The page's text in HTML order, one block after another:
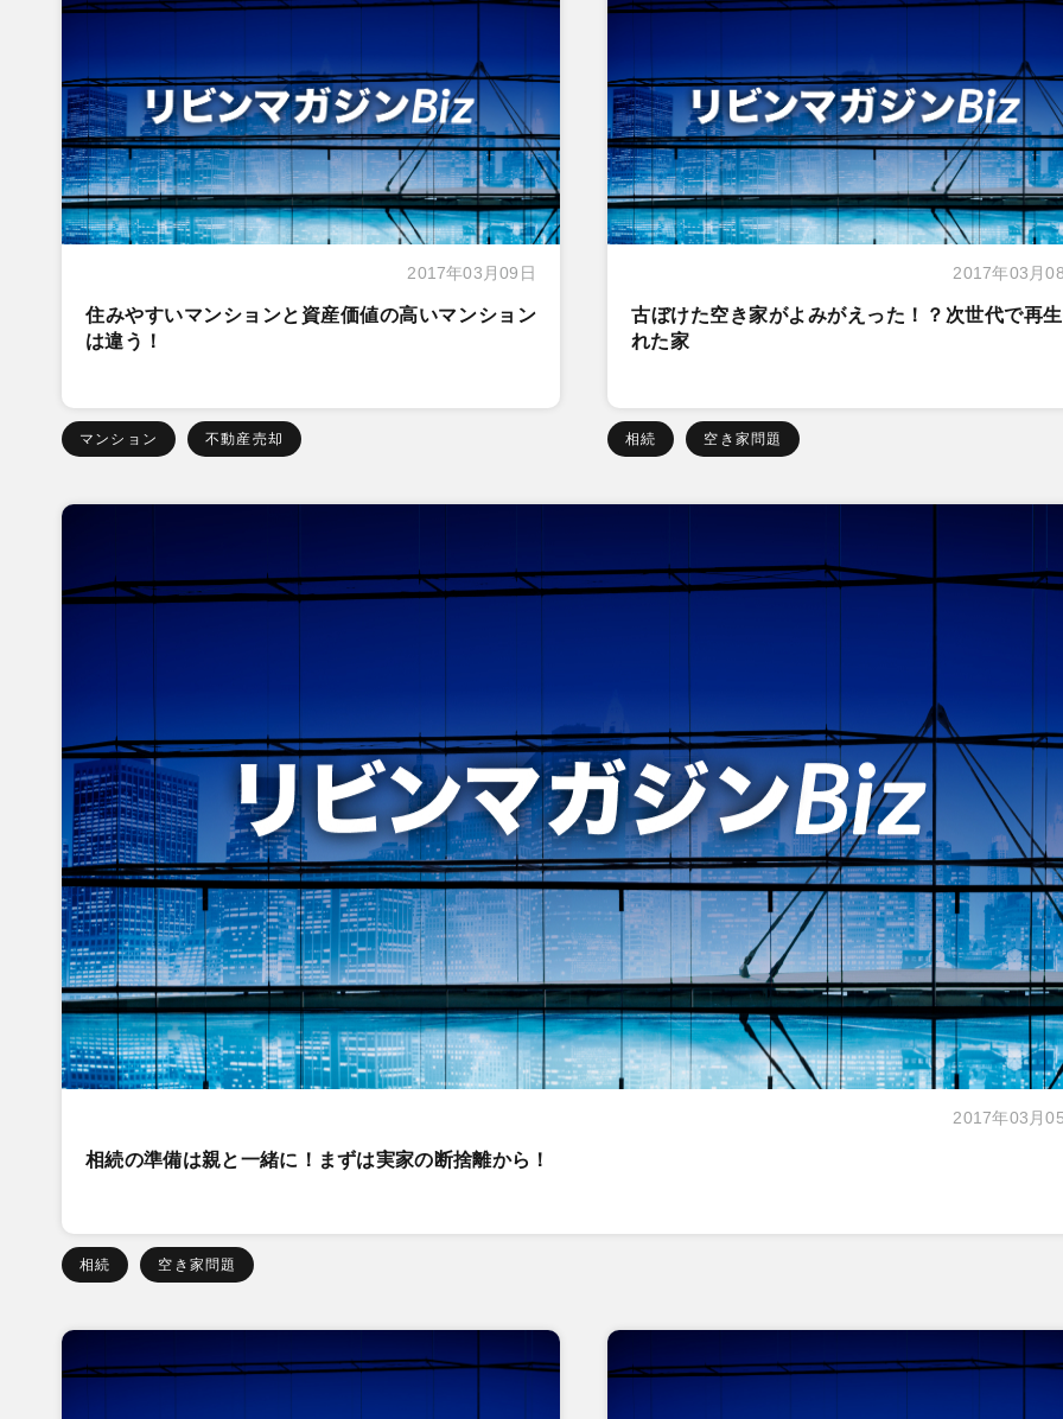
2017年03月09日
住みやすいマンションと資産価値の高いマンション
は違う！
マンション 不動産売却
2017年03月
古ぼけた空き家がよみがえった！？次世代で再
れた家
相続 空き家問題
2017年03月
相続の準備は親と一緒に！まずは実家の断捨離から！
相続 空き家問題